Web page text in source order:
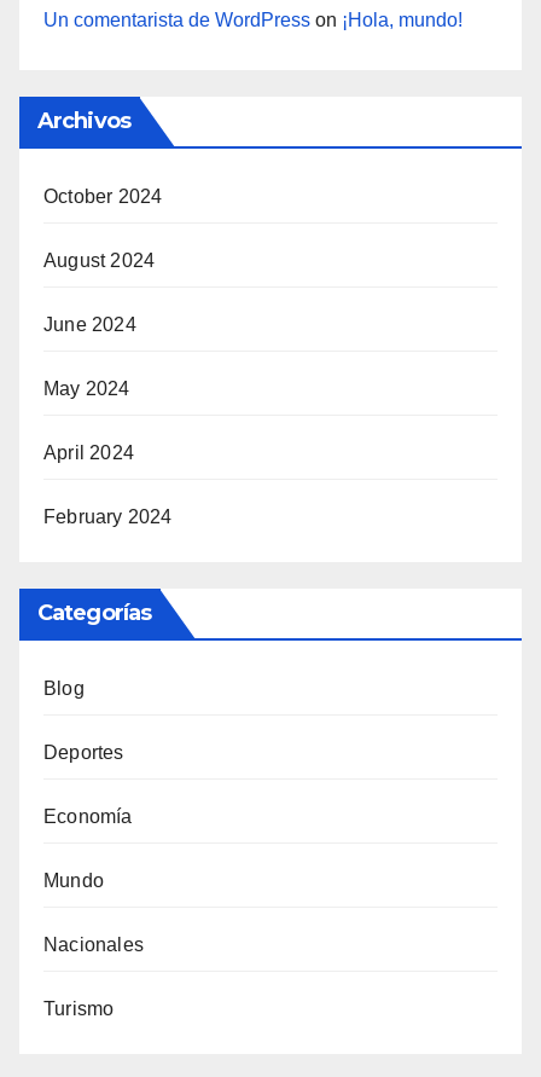
Un comentarista de WordPress on ¡Hola, mundo!
Archivos
October 2024
August 2024
June 2024
May 2024
April 2024
February 2024
Categorías
Blog
Deportes
Economía
Mundo
Nacionales
Turismo